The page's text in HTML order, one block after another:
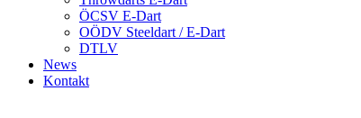
ÖCSV E-Dart
OÖDV Steeldart / E-Dart
DTLV
News
Kontakt